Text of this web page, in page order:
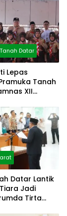
Datar
Lepas
Tanah
XII
Datar Lantik
Jadi
Tirta